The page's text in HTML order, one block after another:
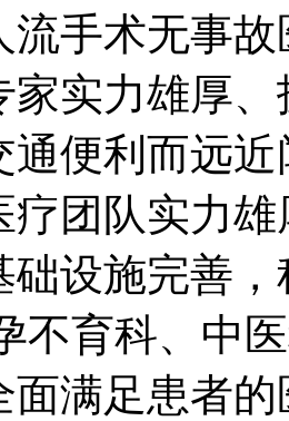
流手术无事
家实力雄厚
通便利而远近
队实力雄
础设施完善
不育科、中
面满足患者